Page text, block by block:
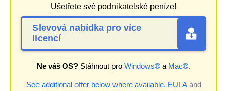
Ušetřete své podnikatelské peníze!
Slevová nabídka pro více
licencí
Ne váš OS? Stáhnout pro Windows® a Mac®.
See additional offer below where available. EULAand